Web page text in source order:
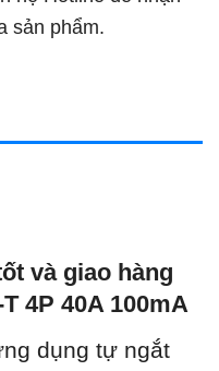
sản phẩm.
và giao hàng
4P 40A 100mA
ng dụng tự ngắt